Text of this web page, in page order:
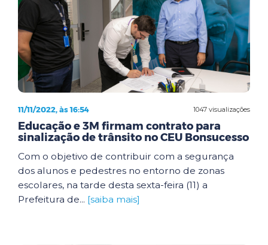
1047 visualizações
11/11/2022, às 16:54
Educação e 3M firmam contrato para
sinalização de trânsito no CEU Bonsucesso
Com o objetivo de contribuir com a segurança
dos alunos e pedestres no entorno de zonas
escolares, na tarde desta sexta-feira (11) a
Prefeitura de... [saiba mais]